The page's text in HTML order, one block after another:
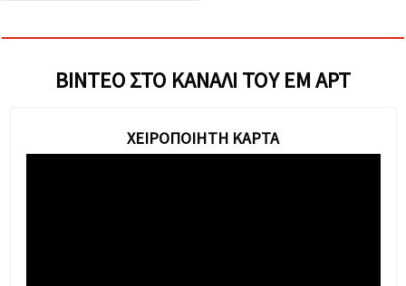
ΒΊΝΤΕΟ ΣΤΟ ΚΑΝΆΛΙ ΤΟΥ ΕΜ ΑΡΤ
ΧΕΙΡΟΠΟΙΗΤΗ ΚΑΡΤΑ